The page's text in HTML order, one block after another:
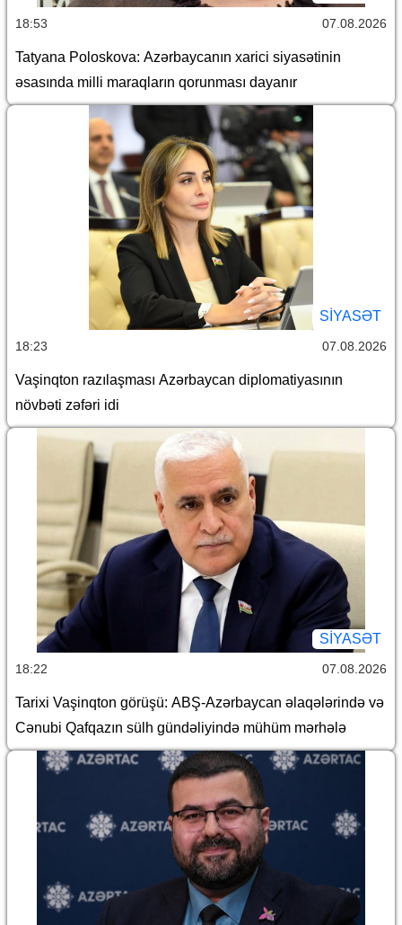
18:53 07.08.2026
Tatyana Poloskova: Azərbaycanın xarici siyasətinin
əsasında milli maraqların qorunması dayanır
SİYASƏT
18:23 07.08.2026
Vaşinqton razılaşması Azərbaycan diplomatiyasının
növbəti zəfəri idi
SİYASƏT
18:22 07.08.2026
Tarixi Vaşinqton görüşü: ABŞ-Azərbaycan əlaqələrində və
Cənubi Qafqazın sülh gündəliyində mühüm mərhələ